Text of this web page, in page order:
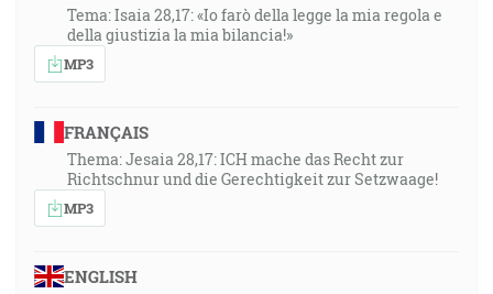
Tema: Isaia 28,17: «Io farò della legge la mia regola e
della giustizia la mia bilancia!»
MP3
FRANÇAIS
Thema: Jesaia 28,17: ICH mache das Recht zur
Richtschnur und die Gerechtigkeit zur Setzwaage!
MP3
ENGLISH